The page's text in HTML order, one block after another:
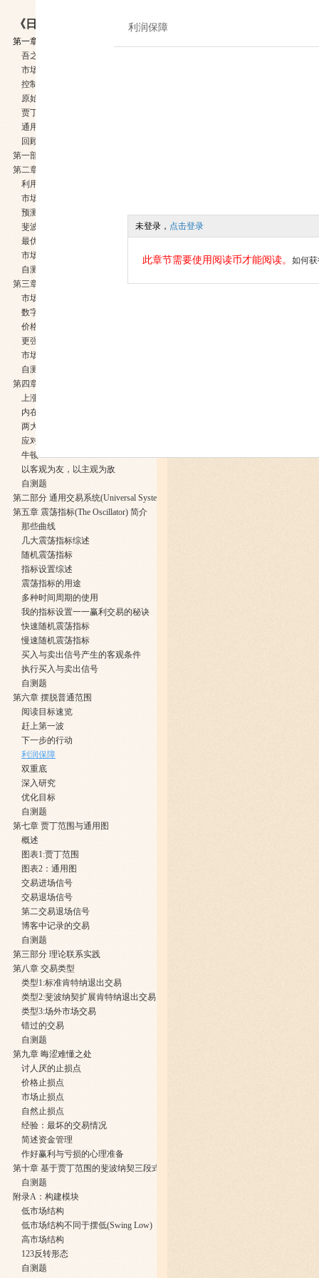
《日内交易新秘籍》
第一章 简述
吾之所言
市场概况
控制点
原始控制点
贾丁范围
通用图
回顾吾之所言
第一部分 市场概况基础知识
第二章 市场概况
利用价格直方图衡量市场概况
市场趋势线
预测线
斐波纳契预测线
最优市场趋势线
市场概况( Market Profile )综述
自测题
第三章 原始控制点
市场趋势线
数字的威力
价格的吸引子一一控制点
更强的价格吸引子一一原始控制点
市场能够记忆的时间也就这么长
自测题
第四章 贾丁范围
上涨
内在性与潜在性
两大转折点
应对而非预测市场变化
牛顿
以客观为友，以主观为敌
自测题
第二部分 通用交易系统(Universal System)
第五章 震荡指标(The Oscillator) 简介
那些曲线
几大震荡指标综述
随机震荡指标
指标设置综述
震荡指标的用途
多种时间周期的使用
我的指标设置一一赢利交易的秘诀
快速随机震荡指标
慢速随机震荡指标
买入与卖出信号产生的客观条件
执行买入与卖出信号
自测题
第六章 摆脱普通范围
阅读目标速览
赶上第一波
下一步的行动
利润保障
双重底
深入研究
优化目标
自测题
第七章 贾丁范围与通用图
概述
图表1:贾丁范围
图表2：通用图
交易进场信号
交易退场信号
第二交易退场信号
博客中记录的交易
自测题
第三部分 理论联系实践
第八章 交易类型
类型1:标准肯特纳退出交易
类型2:斐波纳契扩展肯特纳退出交易
类型3:场外市场交易
错过的交易
自测题
第九章 晦涩难懂之处
讨人厌的止损点
价格止损点
市场止损点
自然止损点
经验：最坏的交易情况
简述资金管理
作好赢利与亏损的心理准备
第十章 基于贾丁范围的斐波纳契三段式
自测题
附录A：构建模块
低市场结构
低市场结构不同于摆低(Swing Low)
高市场结构
123反转形态
自测题
利润保障
未登录， 点击登录
此章节需要使用阅读币才能阅读。 如何